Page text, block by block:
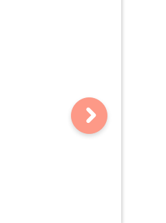
von 5 von 5 Sternen